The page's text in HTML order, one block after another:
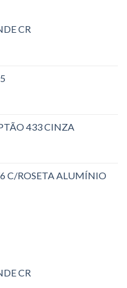
CR
433 CINZA
C/ROSETA ALUMÍNIO
CR